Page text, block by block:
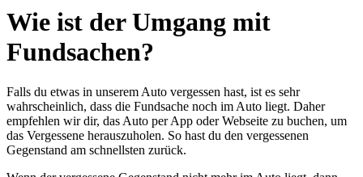
Wie ist der Umgang mit
Fundsachen?
Falls du etwas in unserem Auto vergessen hast, ist es sehr
wahrscheinlich, dass die Fundsache noch im Auto liegt. Daher
empfehlen wir dir, das Auto per App oder Webseite zu buchen, um
das Vergessene herauszuholen. So hast du den vergessenen
Gegenstand am schnellsten zurück.